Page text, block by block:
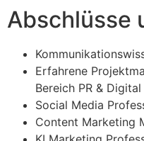
Abschlüsse
Erfah­re­ne
Bereich PR &
Social Media
Con­tent Mar­ke­ting